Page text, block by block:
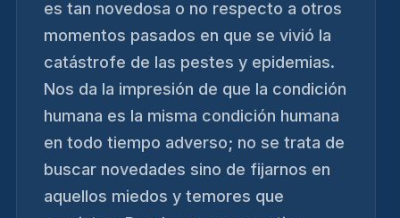
es tan novedosa o no respecto a otros
momentos pasados en que se vivió la
catástrofe de las pestes y epidemias.
Nos da la impresión de que la condición
humana es la misma condición humana
en todo tiempo adverso; no se trata de
buscar novedades sino de fijarnos en
aquellos miedos y temores que